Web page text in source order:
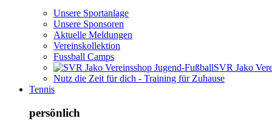
Unsere Sportanlage
Unsere Sponsoren
Aktuelle Meldungen
Vereinskollektion
Fussball Camps
SVR Jako
Nutz die Zeit für dich - Training für Zuhause
Tennis
persönlich